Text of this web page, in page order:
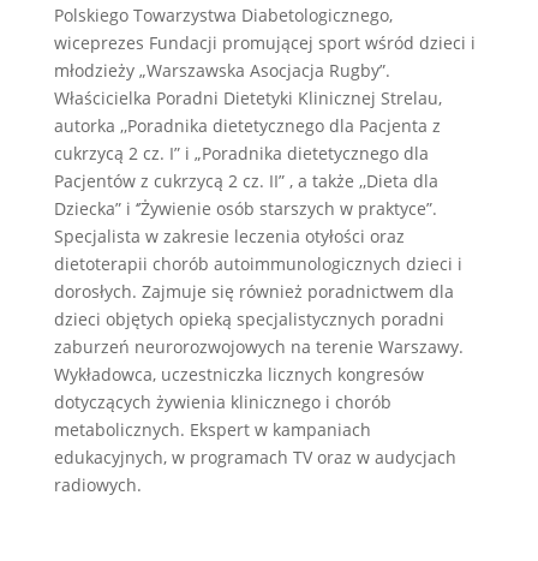
Polskiego Towarzystwa Diabetologicznego,
wiceprezes Fundacji promującej sport wśród dzieci i
młodzieży „Warszawska Asocjacja Rugby”.
Właścicielka Poradni Dietetyki Klinicznej Strelau,
autorka ,,Poradnika dietetycznego dla Pacjenta z
cukrzycą 2 cz. I” i „Poradnika dietetycznego dla
Pacjentów z cukrzycą 2 cz. II” , a także ,,Dieta dla
Dziecka” i ‘’Żywienie osób starszych w praktyce”.
Specjalista w zakresie leczenia otyłości oraz
dietoterapii chorób autoimmunologicznych dzieci i
dorosłych. Zajmuje się również poradnictwem dla
dzieci objętych opieką specjalistycznych poradni
zaburzeń neurorozwojowych na terenie Warszawy.
Wykładowca, uczestniczka licznych kongresów
dotyczących żywienia klinicznego i chorób
metabolicznych. Ekspert w kampaniach
edukacyjnych, w programach TV oraz w audycjach
radiowych.